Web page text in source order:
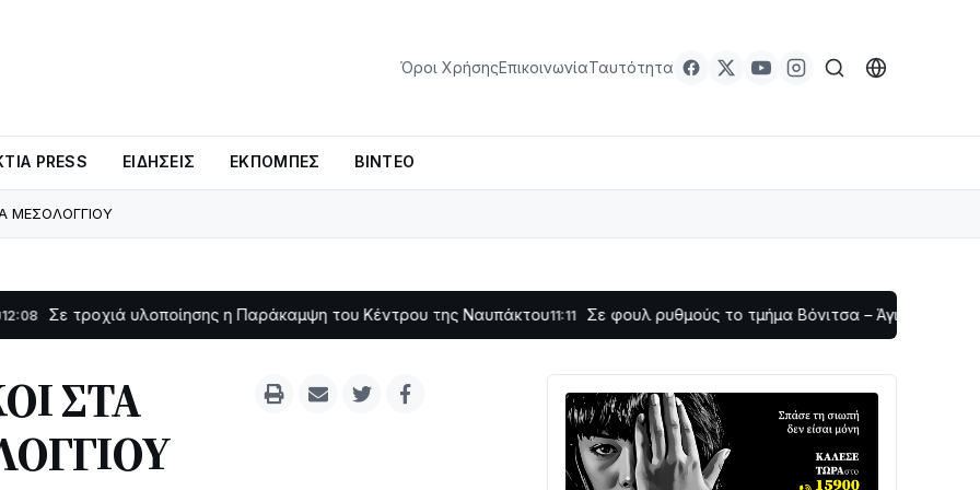
Όροι ΧρήσηςΕπικοινωνίαΤαυτότητα
PRESS ΕΙΔΉΣΕΙΣ ΕΚΠΟΜΠΈΣ ΒΊΝΤΕΟ
ΜΕΣΟΛΟΓΓΙΟΥ
υλοποίησης η Παράκαμψη του Κέντρου της Ναυπάκτου11:11 Σε φουλ ρυθμούς το τμήμα Βόνιτσα – Άγιος Νικόλαος |
ΣΤΑ